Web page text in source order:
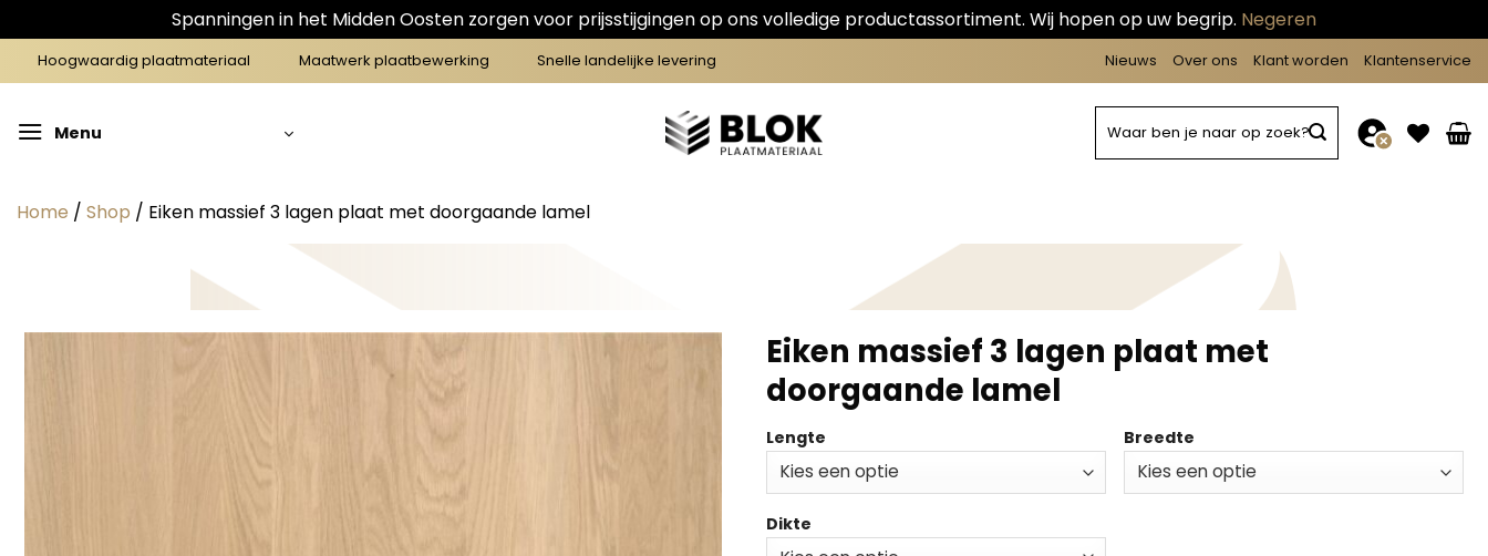
Spanningen in het Midden Oosten zorgen voor prijsstijgingen op ons volledige productassortiment. Wij hopen op uw begrip. Negeren
naar
Hoogwaardig plaatmateriaal Maatwerk plaatbewerking Snelle landelijke levering Nieuws Over ons Klant worden Klantenservice
Menu
naar:
Home / Shop / Eiken massief 3 lagen plaat met doorgaande lamel
Eiken massief 3 lagen plaat met
doorgaande lamel
Lengte Breedte
Dikte